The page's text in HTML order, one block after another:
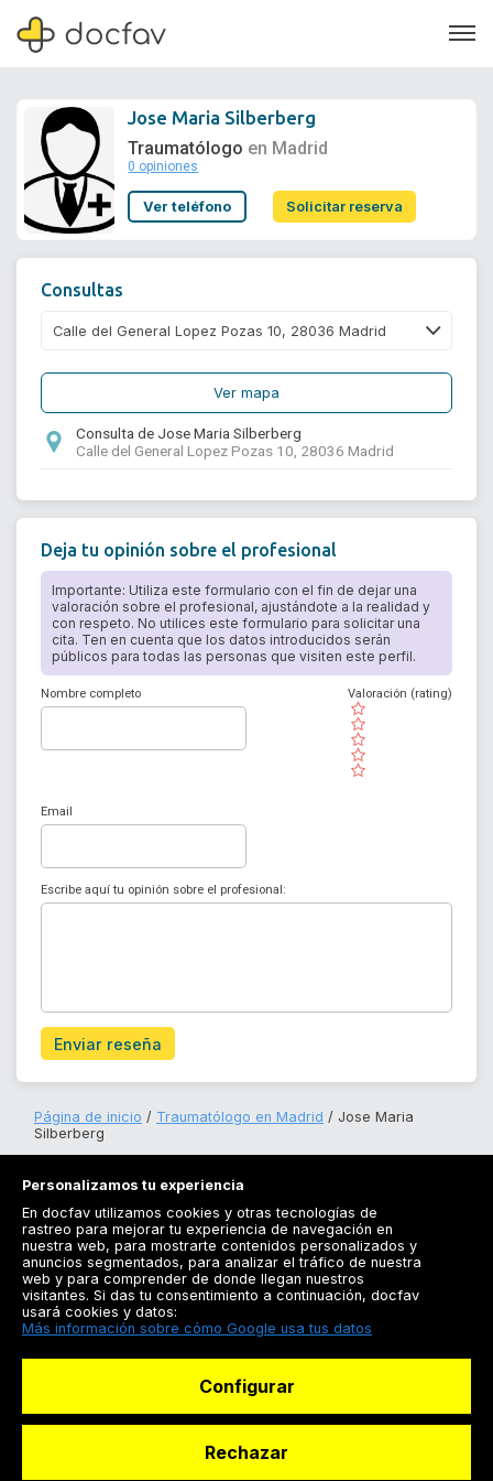
Soporte
Jose Maria Silberberg
Traumatólogo en Madrid
0 opiniones
Ver teléfono Solicitar reserva
Consultas
Ver mapa
Consulta de Jose Maria Silberberg
Calle del General Lopez Pozas 10, 28036 Madrid
Deja tu opinión sobre el profesional
Importante: Utiliza este formulario con el fin de dejar una
valoración sobre el profesional, ajustándote a la realidad y
con respeto. No utilices este formulario para solicitar una
cita. Ten en cuenta que los datos introducidos serán
públicos para todas las personas que visiten este perfil.
Nombre completo
( )
( )
( )
( )
( )
Valoración (rating)
Email
Escribe aquí tu opinión sobre el profesional:
Enviar reseña
Página de inicio Traumatólogo en Madrid
Jose Maria
Silberberg
Registrarse
Docfav
Personalizamos tu experiencia
En docfav utilizamos cookies y otras tecnologías de
rastreo para mejorar tu experiencia de navegación en
nuestra web, para mostrarte contenidos personalizados y
anuncios segmentados, para analizar el tráfico de nuestra
web y para comprender de donde llegan nuestros
visitantes. Si das tu consentimiento a continuación, docfav
usará cookies y datos:
Más información sobre cómo Google usa tus datos
Configurar
Rechazar